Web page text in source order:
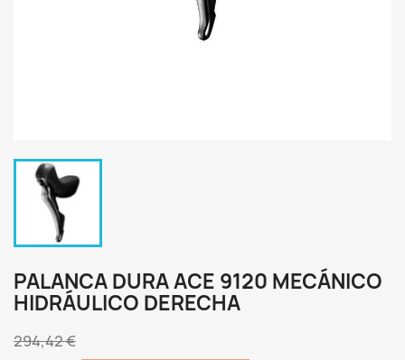
PALANCA DURA ACE 9120 MECÁNICO
HIDRÁULICO DERECHA
294,42 €